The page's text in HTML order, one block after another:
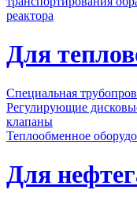
реактора
Для
Специальная
Регулирующие
клапаны
Теплообменное
Для